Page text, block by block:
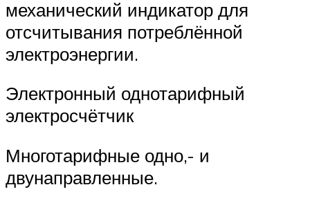
механический индикатор для
отсчитывания потреблённой
электроэнергии.
Электронный однотарифный
электросчётчик
Многотарифные одно,- и
двунаправленные.